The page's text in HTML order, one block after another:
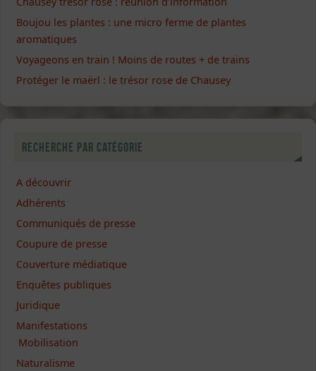
Boujou les plantes : une micro ferme de plantes
aromatiques
Voyageons en train ! Moins de routes + de trains
Protéger le maërl : le trésor rose de Chausey
Recherche par catégorie
A découvrir
Adhérents
Communiqués de presse
Coupure de presse
Couverture médiatique
Enquêtes publiques
Juridique
Manifestations
Mobilisation
Naturalisme